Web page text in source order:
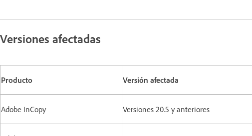
Versiones afectadas
Producto Versión afectada
Adobe InCopy Versiones 20.5 y anteriores